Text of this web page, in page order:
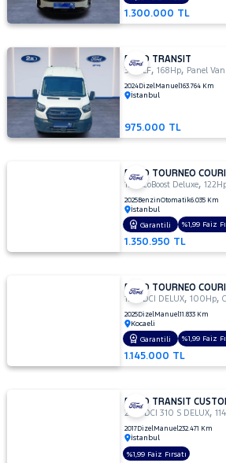
1.300.000 TL
FORD TRANSIT
350 LF,168Hp, Panel Van
2024DizelManuel163.764 Km
İstanbul
975.000 TL
FORD TOURNEO
1.0 EcoBoost Deluxe,
2025BenzinOtomatik6.035 Km
İstanbul
1.350.950 TL
Garantili %1,99 Faiz
FORD TOURNEO
1.5 TDCI DELUX,100Hp,
2025DizelManuel11.833 Km
Kocaeli
1.145.000 TL
Garantili %1,99 Faiz
FORD TRANSIT
2.2 TDCI 310 S DELUX,
2017DizelManuel232.471 Km
İstanbul
%1,99 Faiz Fırsatı